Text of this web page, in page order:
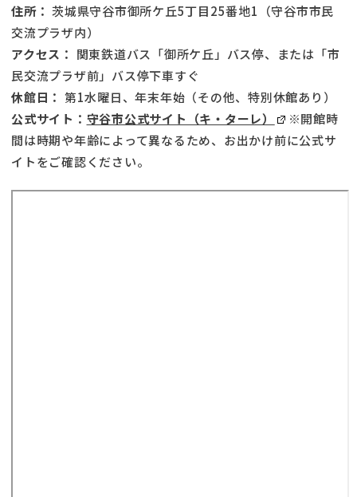
住所： 茨城県守谷市御所ケ丘5丁目25番地1（守谷市市民
交流プラザ内）
アクセス： 関東鉄道バス「御所ケ丘」バス停、または「市
民交流プラザ前」バス停下車すぐ
休館日： 第1水曜日、年末年始（その他、特別休館あり）
公式サイト： 守谷市公式サイト（キ・ターレ）
※開館時
間は時期や年齢によって異なるため、お出かけ前に公式サ
イトをご確認ください。